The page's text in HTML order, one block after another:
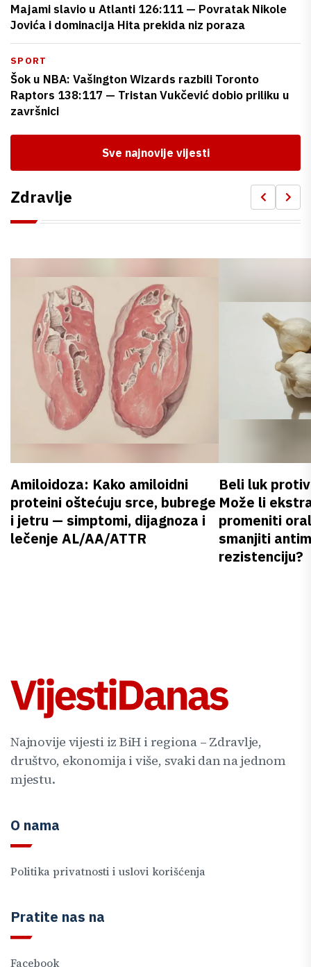
Majami slavio u Atlanti 126:111 — Povratak Nikole
Jovića i dominacija Hita prekida niz poraza
SPORT
Šok u NBA: Vašington Wizards razbili Toronto
Raptors 138:117 — Tristan Vukčević dobio priliku u
završnici
Sve najnovije vijesti
Zdravlje
Amiloidoza: Kako amiloidni
proteini oštećuju srce, bubrege
i jetru — simptomi, dijagnoza i
lečenje AL/AA/ATTR
Beli luk
Može li
promeniti
smanjiti
rezistenciju?
Najnovije vijesti iz BiH i regiona – Zdravlje,
društvo, ekonomija i više, svaki dan na jednom
mjestu.
O nama
Politika privatnosti i uslovi korišćenja
Pratite nas na
Facebook